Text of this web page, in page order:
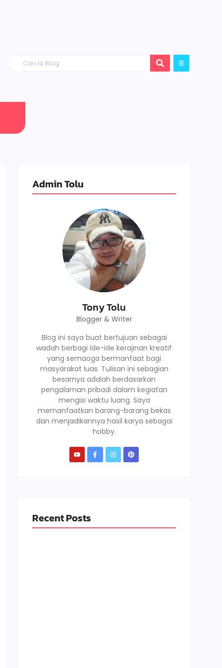
Admin Tolu
Tony Tolu
Blogger & Writer
Blog ini saya buat bertujuan sebagai
wadah berbagi ide-ide kerajinan kreatif
yang semaoga bermanfaat bagi
masyarakat luas. Tulisan ini sebagian
besarnya adalah berdasarkan
pengalaman pribadi dalam kegiatan
mengisi waktu luang. Saya
memanfaatkan barang-barang bekas
dan menjadikannya hasil karya sebagai
hobby.
Recent Posts